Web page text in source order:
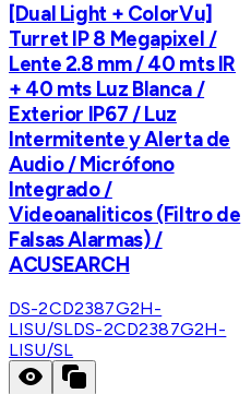
[Dual Light + ColorVu]
Turret IP 8 Megapixel /
Lente 2.8 mm / 40 mts IR
+ 40 mts Luz Blanca /
Exterior IP67 / Luz
Intermitente y Alerta de
Audio / Micrófono
Integrado /
Videoanaliticos (Filtro de
Falsas Alarmas) /
ACUSEARCH
DS-2CD2387G2H-
LISU/SLDS-2CD2387G2H-
LISU/SL